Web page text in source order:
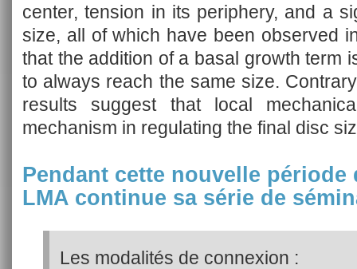
center, tension in its periphery, and a
size, all of which have been observed
that the addition of a basal growth term
to always reach the same size.
results suggest that local
mechanism in regulating the final disc
Pendant cette nouvelle période
LMA continue sa série de
Les modalités de connexion :